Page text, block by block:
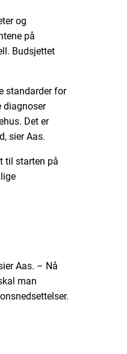
og
på
Budsjettet
standarder for
diagnoser
Det er
sier Aas.
til starten på
Aas. – Nå
man